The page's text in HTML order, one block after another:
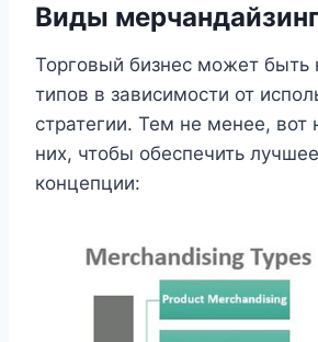
Виды
Торговый бизнес может быть
типов в зависимости от
стратегии. Тем не менее, вот
них, чтобы обеспечить
концепции: